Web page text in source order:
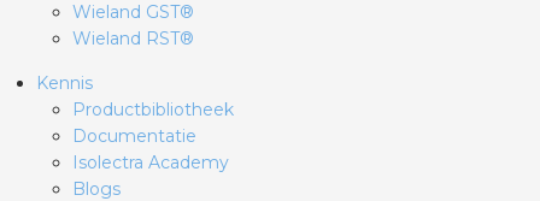
Wieland GST®
Wieland RST®
Kennis
Productbibliotheek
Documentatie
Isolectra Academy
Blogs